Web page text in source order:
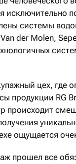
исключительно
системы
der Molen,
цех, где
продукции RG
происходит
ощущается
прошел все